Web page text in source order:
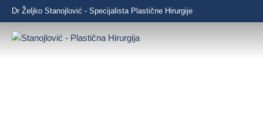
Dr Željko Stanojlović - Specijalista Plastične Hirurgije